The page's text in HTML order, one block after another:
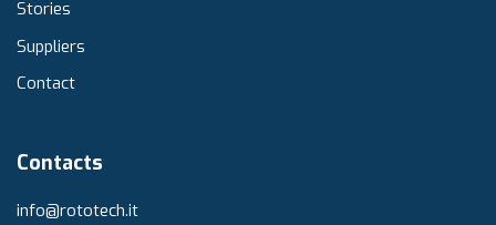
Stories
Suppliers
Contact
Contacts
info@rototech.it